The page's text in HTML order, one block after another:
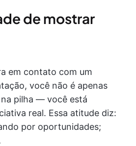
de mostrar
em contato com um
você não é apenas
pilha — você está
real. Essa atitude diz:
por oportunidades;